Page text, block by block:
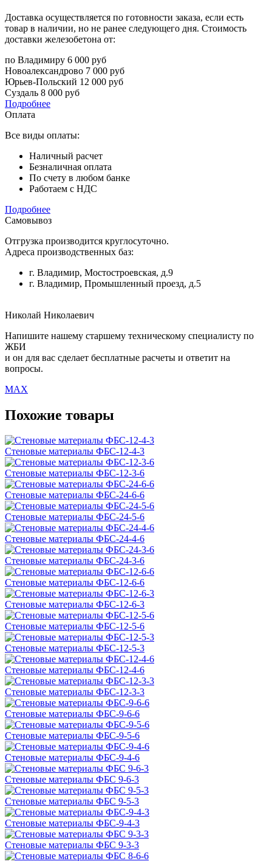
Доставка осуществляется по готовности заказа, если есть
товар в наличии, но не ранее следующего дня. Стоимость
доставки железобетона от:
по Владимиру 6 000 руб
Новоалександрово 7 000 руб
Юрьев-Польский 12 000 руб
Суздаль 8 000 руб
Подробнее
Оплата
Все виды оплаты:
Наличный расчет
Безналичная оплата
По счету в любом банке
Работаем с НДС
Подробнее
Самовывоз
Отгрузка производится круглосуточно.
Адреса производственных баз:
г. Владимир, Мостостроевская, д.9
г. Владимир, Промышленный проезд, д.5
Николай Николаевич
Напишите нашему старшему техническому специалисту по
ЖБИ
и он для вас сделает бесплатные расчеты и ответит на
вопросы.
MAX
Похожие товары
Стеновые материалы ФБС-12-4-3
Стеновые материалы ФБС-12-3-6
Стеновые материалы ФБС-24-6-6
Стеновые материалы ФБС-24-5-6
Стеновые материалы ФБС-24-4-6
Стеновые материалы ФБС-24-3-6
Стеновые материалы ФБС-12-6-6
Стеновые материалы ФБС-12-6-3
Стеновые материалы ФБС-12-5-6
Стеновые материалы ФБС-12-5-3
Стеновые материалы ФБС-12-4-6
Стеновые материалы ФБС-12-3-3
Стеновые материалы ФБС-9-6-6
Стеновые материалы ФБС-9-5-6
Стеновые материалы ФБС-9-4-6
Стеновые материалы ФБС 9-6-3
Стеновые материалы ФБС 9-5-3
Стеновые материалы ФБС-9-4-3
Стеновые материалы ФБС 9-3-3